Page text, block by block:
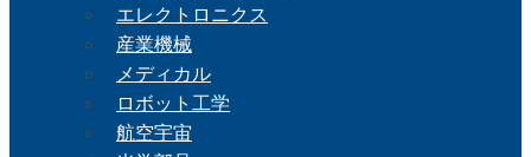
エレクトロニクス
産業機械
メディカル
ロボット工学
航空宇宙